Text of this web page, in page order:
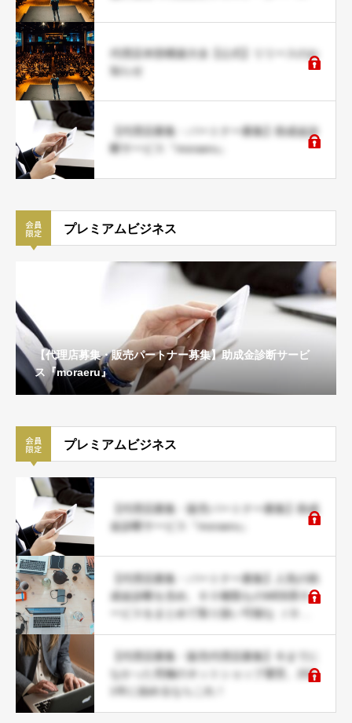
代理店本部構築大全【公式】リリースのお
知らせ
【代理店募集・パートナー募集】助成金診
断サービス『moraeru』
プレミアムビジネス
【代理店募集・販売パートナー募集】助成金診断サービ
ス『moraeru』
プレミアムビジネス
【代理店募集・販売パートナー募集】助成
金診断サービス『moraeru』
【代理店募集・パートナー募集】人気の助
成金診断を含め、６０種類ものWEB系サ
ービスをまとめて取り扱い可能な ＪＤネ
【代理店募集・販売代理店募集】今までに
なかった究極のネットショップ運営。202
1年に始めるならこれ！